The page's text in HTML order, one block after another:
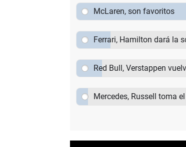
McLaren, son favoritos
Ferrari, Hamilton dará la
Red Bull, Verstappen
Mercedes, Russell toma